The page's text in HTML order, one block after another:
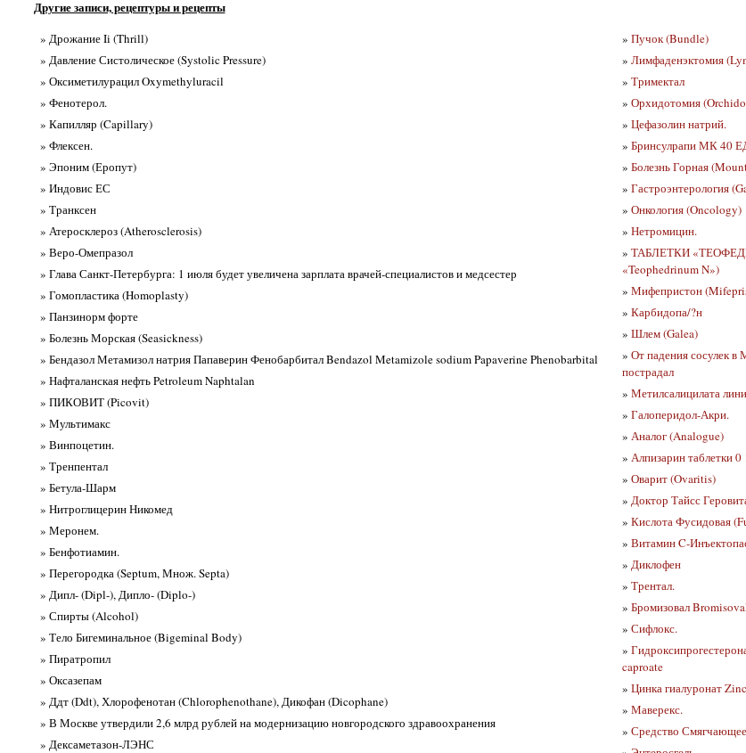
Другие записи, рецептуры и рецепты
» Дрожание Ii (Thrill)
» Давление Систолическое (Systolic Pressure)
» Оксиметилурацил Oxymethyluracil
» Фенотерол.
» Капилляр (Capillary)
» Флексен.
» Эпоним (Еропут)
» Индовис ЕС
» Транксен
» Атеросклероз (Atherosclerosis)
» Веро-Омепразол
» Глава Санкт-Петербурга: 1 июля будет увеличена зарплата врачей-специалистов и медсестер
» Гомопластика (Homoplasty)
» Панзинорм форте
» Болезнь Морская (Seasickness)
» Бендазол Метамизол натрия Папаверин Фенобарбитал Bendazol Metamizole sodium Papaverine Phenobarbital
» Нафталанская нефть Petroleum Naphtalan
» ПИКОВИТ (Picovit)
» Мультимакс
» Винпоцетин.
» Тренпентал
» Бетула-Шарм
» Нитроглицерин Никомед
» Меронем.
» Бенфотиамин.
» Перегородка (Septum, Множ. Septa)
» Дипл- (Dipl-), Дипло- (Diplo-)
» Спирты (Alcohol)
» Тело Бигеминальное (Bigeminal Body)
» Пиратропил
» Оксазепам
» Ддт (Ddt), Хлорофенотан (Chlorophenothane), Дикофан (Dicophane)
» В Москве утвердили 2,6 млрд рублей на модернизацию новгородского здравоохранения
» Дексаметазон-ЛЭНС
» Пучок (Bundle)
» Лимфаденэктомия
» Тримектал
» Орхидотомия
» Цефазолин натрий.
» Бринсулрапи МК 40
» Болезнь Горная
» Гастроэнтерология
» Онкология (Oncology)
» Нетромицин.
» ТАБЛЕТКИ
«Teophedrinum N»)
» Мифепристон
» Карбидопа/?н
» Шлем (Galea)
» От падения сосулек в
пострадал
» Метилсалицилата
» Галоперидол-Акри.
» Аналог (Analogue)
» Алпизарин таблетки 0
» Оварит (Ovaritis)
» Доктор Тайсс
» Кислота Фусидовая
» Витамин C-
» Диклофен
» Трентал.
» Бромизовал
» Сифлокс.
»
caproate
» Цинка гиалуронат
» Маверекс.
» Средство